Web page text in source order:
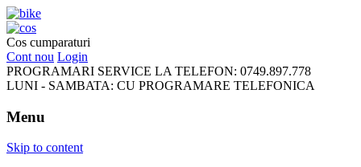
FreeRideBikes
Cos cumparaturi
Cont nou Login
PROGRAMARI SERVICE LA TELEFON: 0749.897.778
LUNI - SAMBATA: CU PROGRAMARE TELEFONICA
Menu
Skip to content